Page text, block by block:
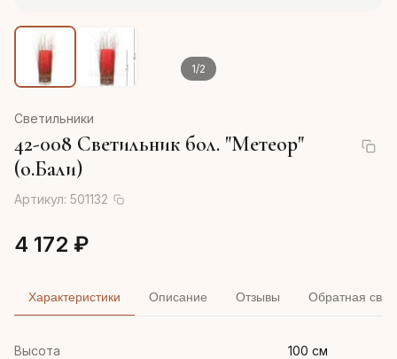
1/2
Светильники
42-008 Светильник бол. "Метеор"
(о.Бали)
Артикул: 501132
4 172 ₽
Характеристики Описание Отзывы Обратная
Высота 100 см